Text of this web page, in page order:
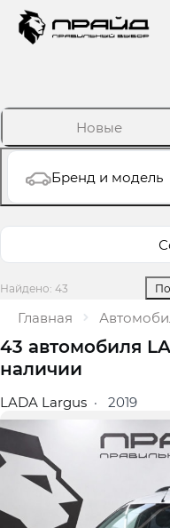
Новые
Бренд и модель
Найдено: 43
Главная
43 автомобиля
наличии
LADA Largus · 2019